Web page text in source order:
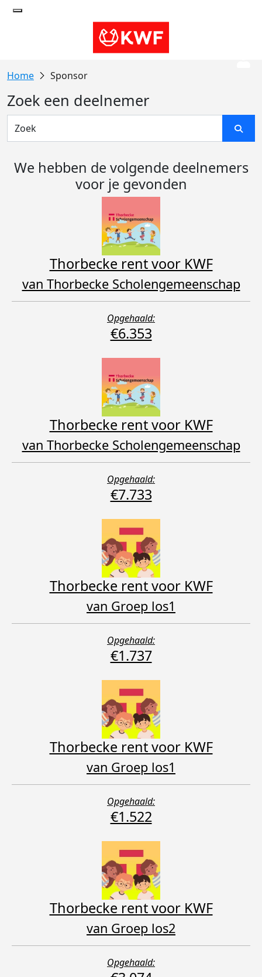
Sponsor
Zoek een deelnemer
We hebben de volgende deelnemers
voor je gevonden
Thorbecke rent voor KWF
van Thorbecke Scholengemeenschap
Opgehaald:
€6.353
Thorbecke rent voor KWF
van Thorbecke Scholengemeenschap
Opgehaald:
€7.733
Thorbecke rent voor KWF
van Groep los1
Opgehaald:
€1.737
Thorbecke rent voor KWF
van Groep los1
Opgehaald:
€1.522
Thorbecke rent voor KWF
van Groep los2
Opgehaald: